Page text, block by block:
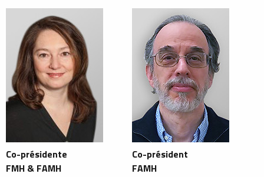
Co-présidente
FMH & FAMH
Co-président
FAMH